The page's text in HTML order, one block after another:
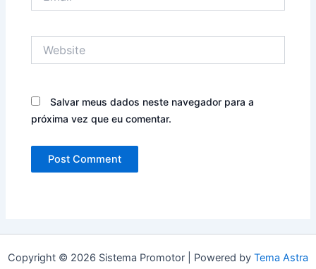
Salvar meus dados neste navegador para a
próxima vez que eu comentar.
Copyright © 2026 Sistema Promotor | Powered by Tema Astra